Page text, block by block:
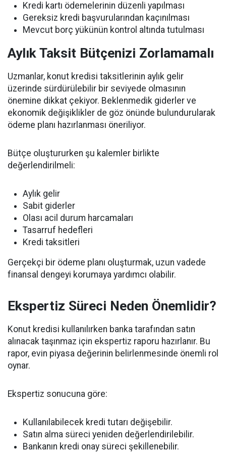
Kredi kartı ödemelerinin düzenli yapılması
Gereksiz kredi başvurularından kaçınılması
Mevcut borç yükünün kontrol altında tutulması
Aylık Taksit Bütçenizi Zorlamamalı
Uzmanlar, konut kredisi taksitlerinin aylık gelir
üzerinde sürdürülebilir bir seviyede olmasının
önemine dikkat çekiyor. Beklenmedik giderler ve
ekonomik değişiklikler de göz önünde bulundurularak
ödeme planı hazırlanması öneriliyor.
Bütçe oluştururken şu kalemler birlikte
değerlendirilmeli:
Aylık gelir
Sabit giderler
Olası acil durum harcamaları
Tasarruf hedefleri
Kredi taksitleri
Gerçekçi bir ödeme planı oluşturmak, uzun vadede
finansal dengeyi korumaya yardımcı olabilir.
Ekspertiz Süreci Neden Önemlidir?
Konut kredisi kullanılırken banka tarafından satın
alınacak taşınmaz için ekspertiz raporu hazırlanır. Bu
rapor, evin piyasa değerinin belirlenmesinde önemli rol
oynar.
Ekspertiz sonucuna göre:
Kullanılabilecek kredi tutarı değişebilir.
Satın alma süreci yeniden değerlendirilebilir.
Bankanın kredi onay süreci şekillenebilir.